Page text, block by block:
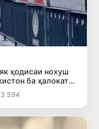
ҳодисаи нохуш
ба ҳалокат
3 594